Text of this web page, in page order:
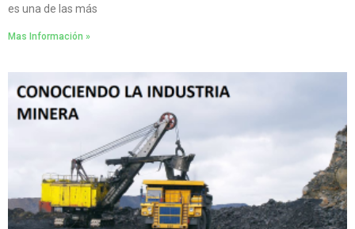
es una de las más
Mas Información »